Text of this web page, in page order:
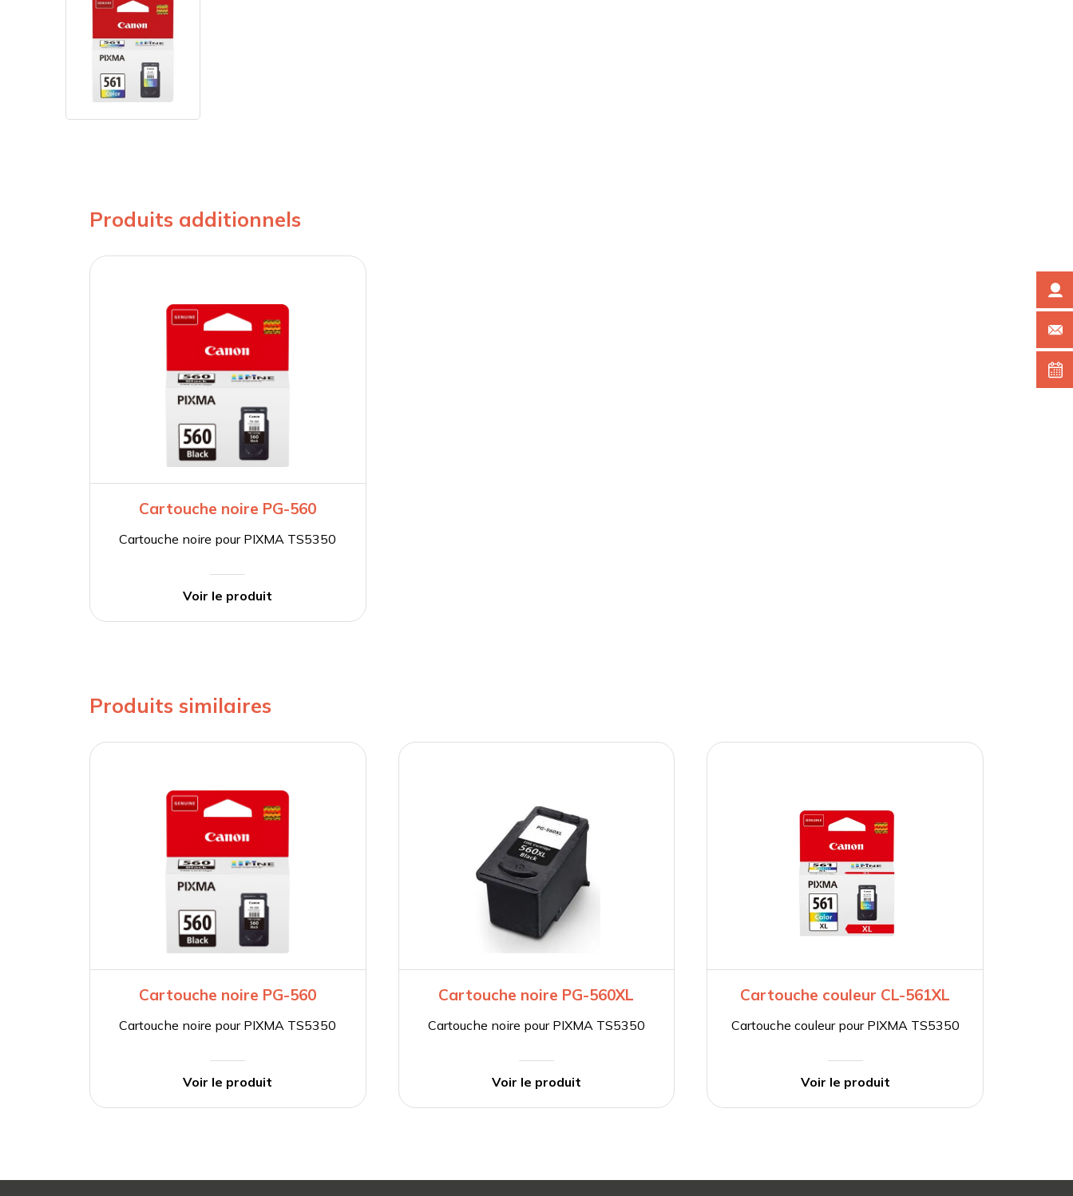
Produits additionnels
Cartouche noire PG-560
Cartouche noire pour PIXMA TS5350
Voir le produit
Produits similaires
Cartouche noire PG-560
Cartouche noire pour PIXMA TS5350
Voir le produit
Cartouche noire PG-560XL
Cartouche noire pour PIXMA TS5350
Voir le produit
Cartouche couleur CL-561XL
Cartouche couleur pour PIXMA TS5350
Voir le produit